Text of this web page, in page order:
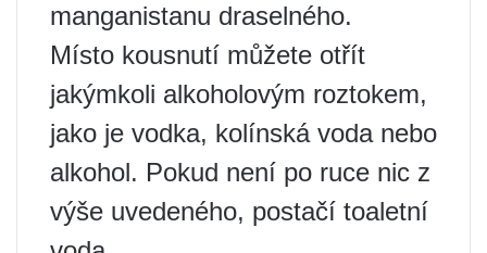
manganistanu draselného.
Místo kousnutí můžete otřít
jakýmkoli alkoholovým roztokem,
jako je vodka, kolínská voda nebo
alkohol. Pokud není po ruce nic z
výše uvedeného, ​​postačí toaletní